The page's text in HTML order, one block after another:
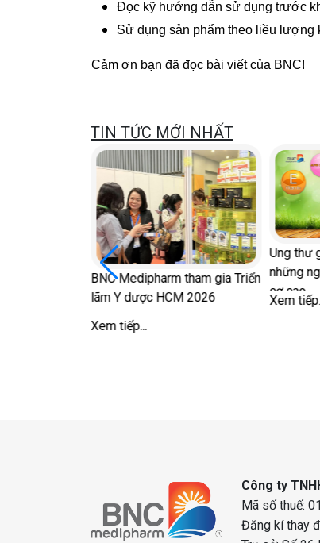
Đọc kỹ hướng dẫn sử dụng trước
Sử dụng sản phẩm theo liều lượng
Cảm ơn bạn đã đọc bài viết của BNC!
TIN TỨC MỚI NHẤT
BNC Medipharm tham gia Triển
lãm Y dược HCM 2026
Xem tiếp...
Ung thư
những
cơ cao
Xem
Công ty
Mã số thuế:
Đăng kí thay